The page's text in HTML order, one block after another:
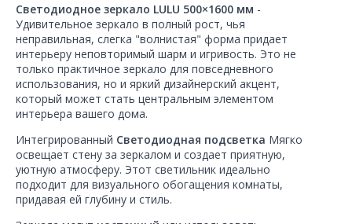
Светодиодное зеркало LULU 500×1600 мм -
Удивительное зеркало в полный рост, чья
неправильная, слегка "волнистая" форма придает
интерьеру неповторимый шарм и игривость. Это не
только практичное зеркало для повседневного
использования, но и яркий дизайнерский акцент,
который может стать центральным элементом
интерьера вашего дома.
Интегрированный Светодиодная подсветка Мягко
освещает стену за зеркалом и создает приятную,
уютную атмосферу. Этот светильник идеально
подходит для визуального обогащения комнаты,
придавая ей глубину и стиль.